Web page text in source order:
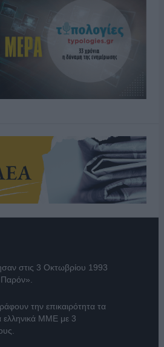
στις 3 Οκτωβρίου 1993
την επικαιρότητα τα
ελληνικά ΜΜΕ με 3